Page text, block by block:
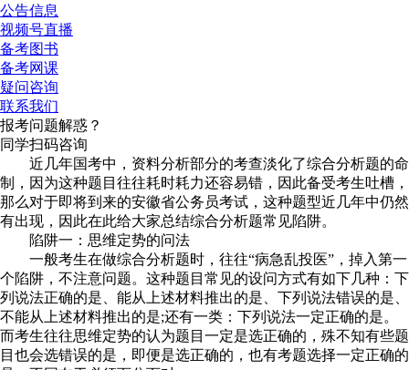
公告信息
视频号直播
备考图书
备考网课
疑问咨询
联系我们
报考问题解惑？
同学扫码咨询
近几年国考中，资料分析部分的考查淡化了综合分析题的命
制，因为这种题目往往耗时耗力还容易错，因此备受考生吐槽，
那么对于即将到来的安徽省公务员考试，这种题型近几年中仍然
有出现，因此在此给大家总结综合分析题常见陷阱。
陷阱一：思维定势的问法
一般考生在做综合分析题时，往往“病急乱投医”，掉入第一
个陷阱，不注意问题。这种题目常见的设问方式有如下几种：下
列说法正确的是、能从上述材料推出的是、下列说法错误的是、
不能从上述材料推出的是;还有一类：下列说法一定正确的是。
而考生往往思维定势的认为题目一定是选正确的，殊不知有些题
目也会选错误的是，即便是选正确的，也有考题选择一定正确的